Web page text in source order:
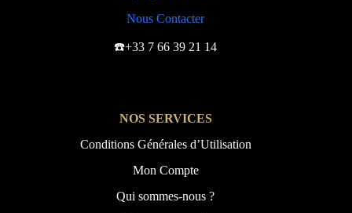
Nous Contacter
☎️+33 7 66 39 21 14
NOS SERVICES
Conditions Générales d’Utilisation
Mon Compte
Qui sommes-nous ?